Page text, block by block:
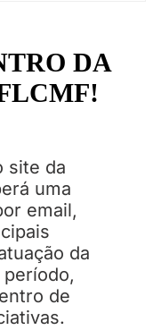
DA
site da
uma
email,
da
de